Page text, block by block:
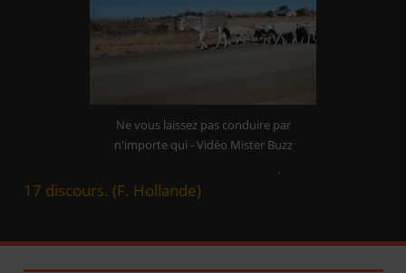
Ne vous laissez pas conduire par
n'importe qui - Vidéo Mister Buzz
Emmanuel Macron c’est l’homme capable de tenir
17 discours. (F. Hollande)